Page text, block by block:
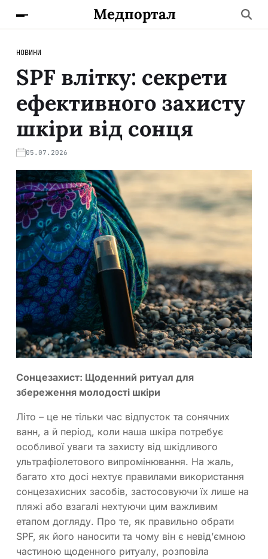
Медпортал
НОВИНИ
SPF влітку: секрети
ефективного захисту
шкіри від сонця
05.07.2026
Сонцезахист: Щоденний ритуал для
збереження молодості шкіри
Літо – це не тільки час відпусток та сонячних
ванн, а й період, коли наша шкіра потребує
особливої уваги та захисту від шкідливого
ультрафіолетового випромінювання. На жаль,
багато хто досі нехтує правилами використання
сонцезахисних засобів, застосовуючи їх лише на
пляжі або взагалі нехтуючи цим важливим
етапом догляду. Про те, як правильно обрати
SPF, як його наносити та чому він є невід’ємною
частиною щоденного ритуалу, розповіла